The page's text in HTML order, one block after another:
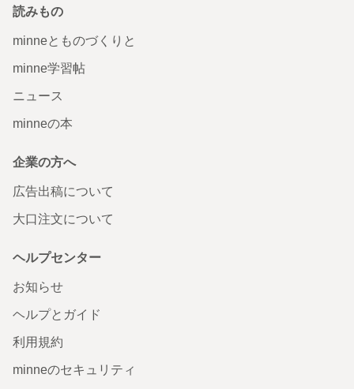
読みもの
minneとものづくりと
minne学習帖
ニュース
minneの本
企業の方へ
広告出稿について
大口注文について
ヘルプセンター
お知らせ
ヘルプとガイド
利用規約
minneのセキュリティ